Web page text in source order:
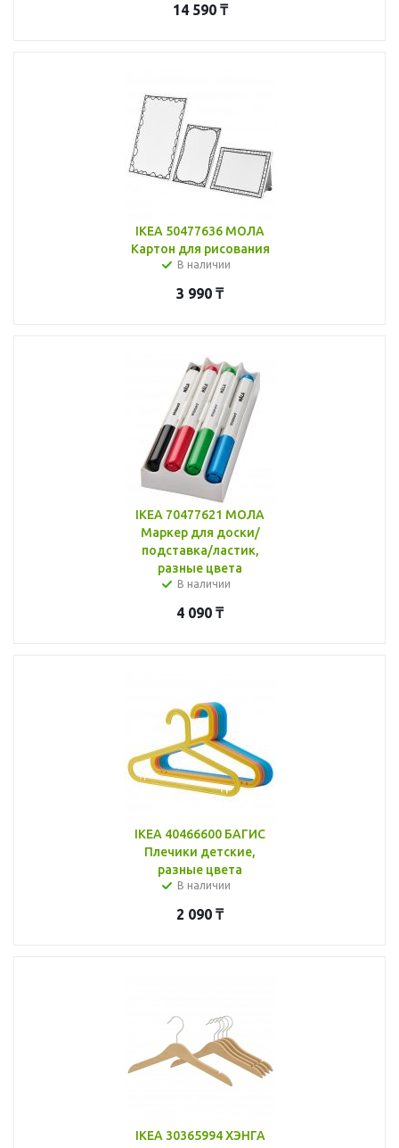
14 590₸
IKEA 50477636 МОЛА
Картон для рисования
В наличии
3 990 ₸
IKEA 70477621 МОЛА
Маркер для доски/
подставка/ластик,
разные цвета
В наличии
4 090 ₸
IKEA 40466600 БАГИС
Плечики детские,
разные цвета
В наличии
2 090 ₸
IKEA 30365994 ХЭНГА